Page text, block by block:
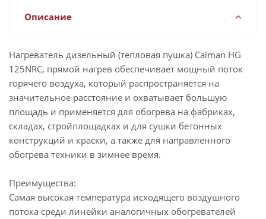
Описание
Нагреватель дизельный (тепловая пушка) Caiman HG
125NRC, прямой нагрев обеспечивает мощный поток
горячего воздуха, который распространяется на
значительное расстояние и охватывает большую
площадь и применяется для обогрева на фабриках,
складах, стройплощадках и для сушки бетонных
конструкций и краски, а также для направленного
обогрева техники в зимнее время.
Преимущества:
Самая высокая температура исходящего воздушного
потока среди линейки аналогичных обогревателей